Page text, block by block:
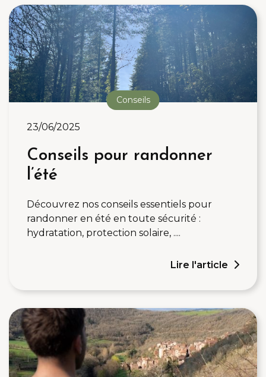
Conseils
23/06/2025
Conseils pour randonner
l’été
Découvrez nos conseils essentiels pour
randonner en été en toute sécurité :
hydratation, protection solaire, ....
Lire l'article